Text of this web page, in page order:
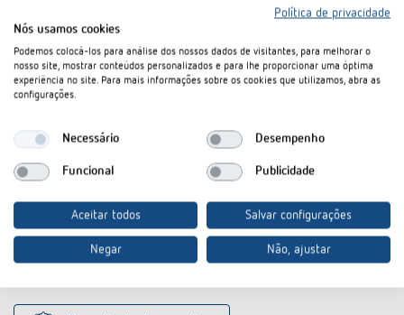
Transferências
Konformitätserklärung
SYN 161 d-CE declaration of
conformity (226,0 kB)
SYN 161 d-Operating instructions
(18,8 MB)
SYN 161 d (551,2 kB)
Política de privacidade
Nós usamos cookies
Podemos colocá-los para análise dos nossos dados de visitantes, para melhorar o
nosso site, mostrar conteúdos personalizados e para lhe proporcionar uma óptima
experiência no site. Para mais informações sobre os cookies que utilizamos, abra as
configurações.
Necessário Desempenho
Funcional Publicidade
Aceitar todos Salvar configurações
Negar Não, ajustar